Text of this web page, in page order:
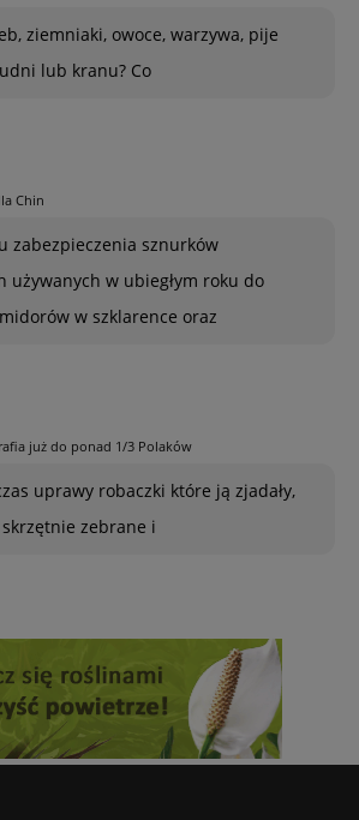
ziemniaki, owoce, warzywa, pije
lub kranu? Co
Chin
zabezpieczenia sznurków
używanych w ubiegłym roku do
w szklarence oraz
już do ponad 1/3 Polaków
uprawy robaczki które ją zjadały,
zebrane i